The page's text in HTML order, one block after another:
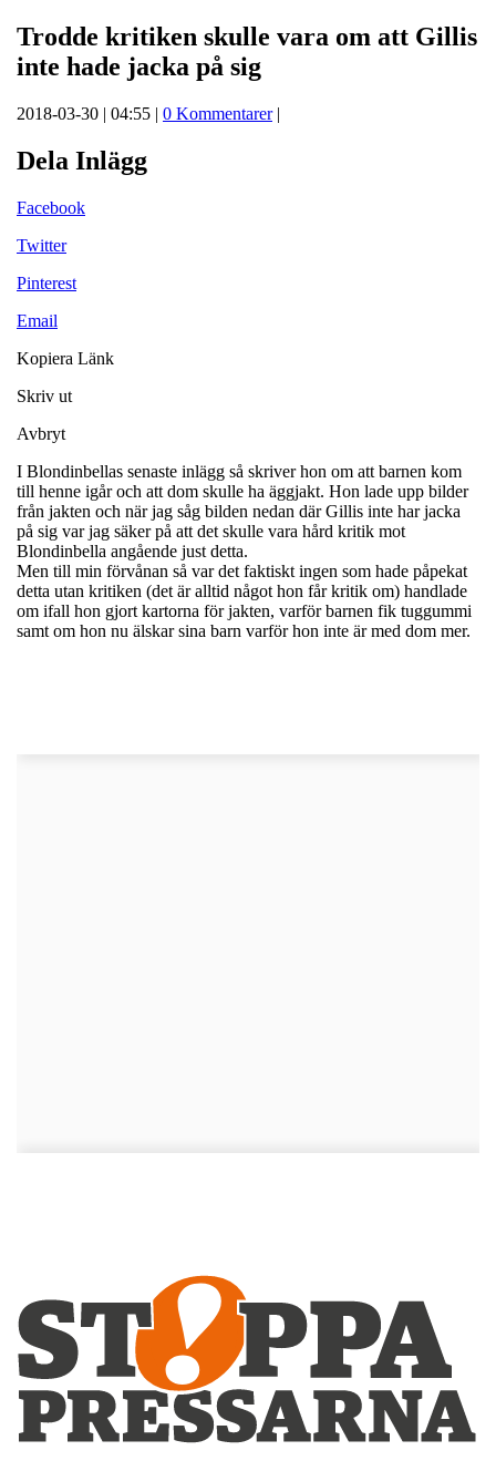
Trodde kritiken skulle vara om att Gillis
inte hade jacka på sig
2018-03-30 | 04:55 | 0 Kommentarer|
Dela Inlägg
Facebook
Twitter
Pinterest
Email
Kopiera Länk
Skriv ut
Avbryt
I Blondinbellas senaste inlägg så skriver hon om att barnen kom
till henne igår och att dom skulle ha äggjakt. Hon lade upp bilder
från jakten och när jag såg bilden nedan där Gillis inte har jacka
på sig var jag säker på att det skulle vara hård kritik mot
Blondinbella angående just detta.
Men till min förvånan så var det faktiskt ingen som hade påpekat
detta utan kritiken (det är alltid något hon får kritik om) handlade
om ifall hon gjort kartorna för jakten, varför barnen fik tuggummi
samt om hon nu älskar sina barn varför hon inte är med dom mer.